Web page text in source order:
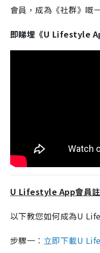
會員，成為《社群》嘅
即睇埋《U Lifestyle
U Lifestyle App會員
以下教您如何成為U
步驟一︰ 立即下載U